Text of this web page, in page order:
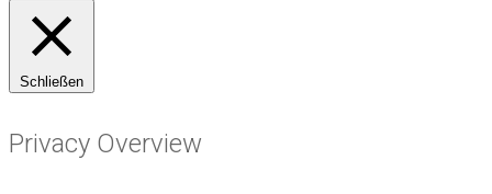
Schließen
Privacy Overview